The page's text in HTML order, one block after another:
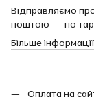
Відправляємо
поштою — по
Більше
Оплата на